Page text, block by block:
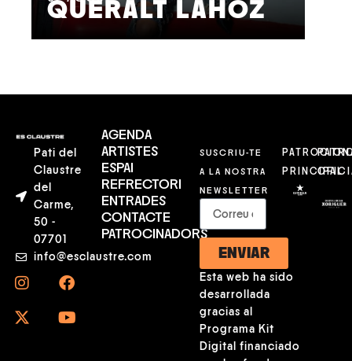
QUERALT LAHOZ
Pati del
Claustre
del
Carme,
50 -
07701
info@esclaustre.com
AGENDA
ARTISTES
ESPAI
REFRECTORI
ENTRADES
CONTACTE
PATROCINADORS
SUSCRIU-TE
A LA NOSTRA
NEWSLETTER
ENVIAR
Esta web ha sido
desarrollada
gracias al
Programa Kit
Digital financiado
PRINCIPAL